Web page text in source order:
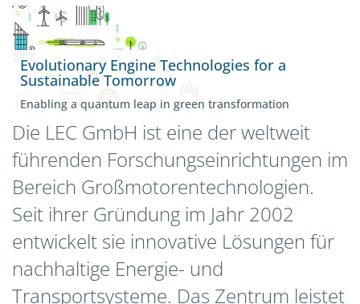
Evolutionary Engine Technologies for a
Sustainable Tomorrow
Enabling a quantum leap in green transformation
Evolutionary Engine Technologies for a
Sustainable Tomorrow
Connecting world-class research with technology
leadership
Die LEC GmbH ist eine der weltweit
führenden Forschungseinrichtungen im
Bereich Großmotorentechnologien.
Seit ihrer Gründung im Jahr 2002
entwickelt sie innovative Lösungen für
nachhaltige Energie- und
Transportsysteme. Das Zentrum leistet